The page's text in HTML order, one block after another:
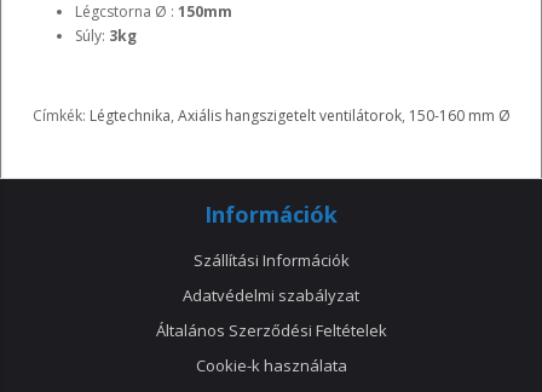
Légcstorna Ø : 150mm
Súly: 3kg
Címkék: Légtechnika, Axiális hangszigetelt ventilátorok, 150-160 mm Ø
Információk
Szállítási Információk
Adatvédelmi szabályzat
Általános Szerződési Feltételek
Cookie-k használata